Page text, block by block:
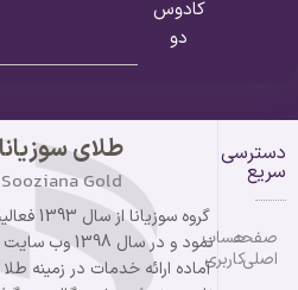
کادوس
دو
دسترسی
سریع
صفحه
اصلی
حساب
کاربری
طلای سوزیانا
Sooziana Gold
گروه
نمود و در سال
آماده ارائه خدمات در زمینه